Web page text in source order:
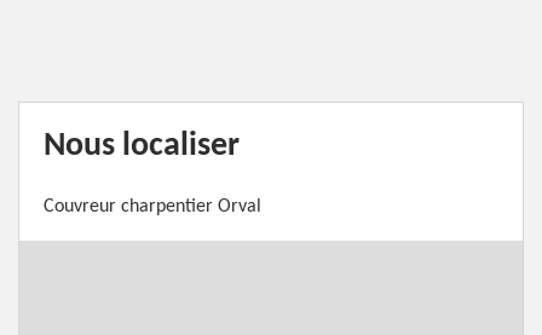
Nous localiser
Couvreur charpentier Orval